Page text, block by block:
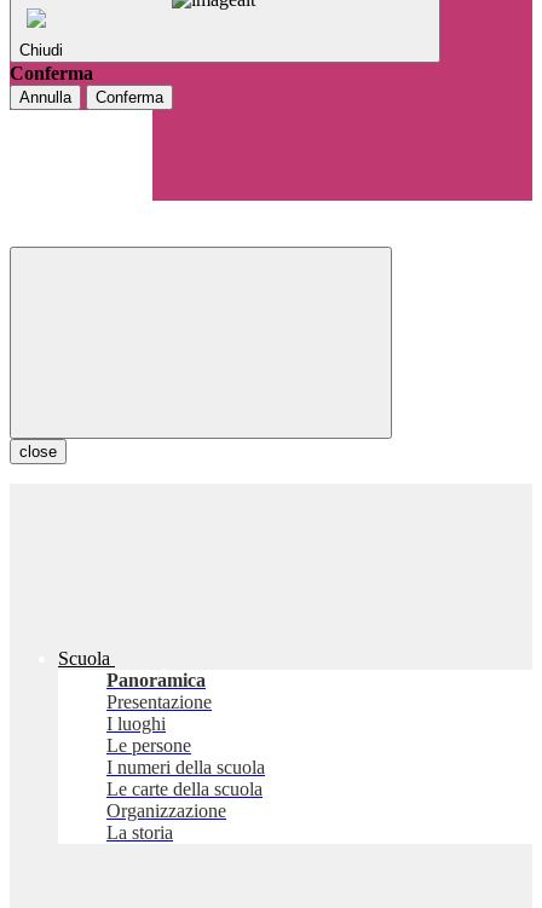
Chiudi
Conferma
Annulla Conferma
close
Scuola
Panoramica
Presentazione
I luoghi
Le persone
I numeri della scuola
Le carte della scuola
Organizzazione
La storia